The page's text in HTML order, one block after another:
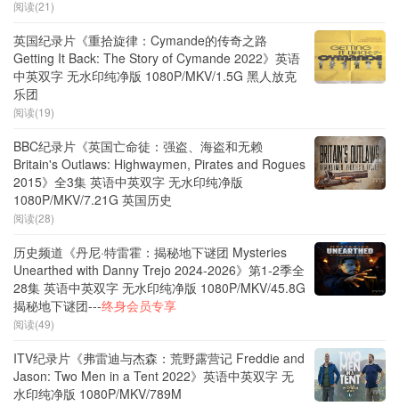
阅读(21)
英国纪录片《重拾旋律：Cymande的传奇之路
Getting It Back: The Story of Cymande 2022》英语
中英双字 无水印纯净版 1080P/MKV/1.5G 黑人放克
乐团
阅读(19)
BBC纪录片《英国亡命徒：强盗、海盗和无赖
Britain's Outlaws: Highwaymen, Pirates and Rogues
2015》全3集 英语中英双字 无水印纯净版
1080P/MKV/7.21G 英国历史
阅读(28)
历史频道《丹尼·特雷霍：揭秘地下谜团 Mysteries
Unearthed with Danny Trejo 2024-2026》第1-2季全
28集 英语中英双字 无水印纯净版 1080P/MKV/45.8G
揭秘地下谜团---终身会员专享
阅读(49)
ITV纪录片《弗雷迪与杰森：荒野露营记 Freddie and
Jason: Two Men in a Tent 2022》英语中英双字 无
水印纯净版 1080P/MKV/789M